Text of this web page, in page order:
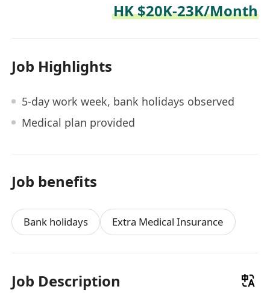
HK $20K-23K/Month
Job Highlights
5-day work week, bank holidays observed
Medical plan provided
Job benefits
Bank holidays Extra Medical Insurance
Job Description